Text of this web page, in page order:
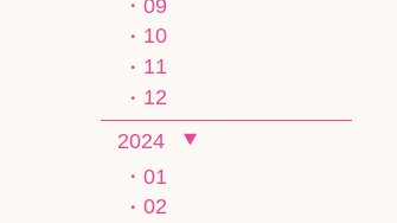
09
10
11
12
2024
01
02